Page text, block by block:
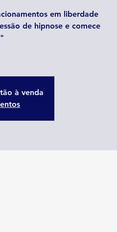
em liberdade
de hipnose e comece
à venda